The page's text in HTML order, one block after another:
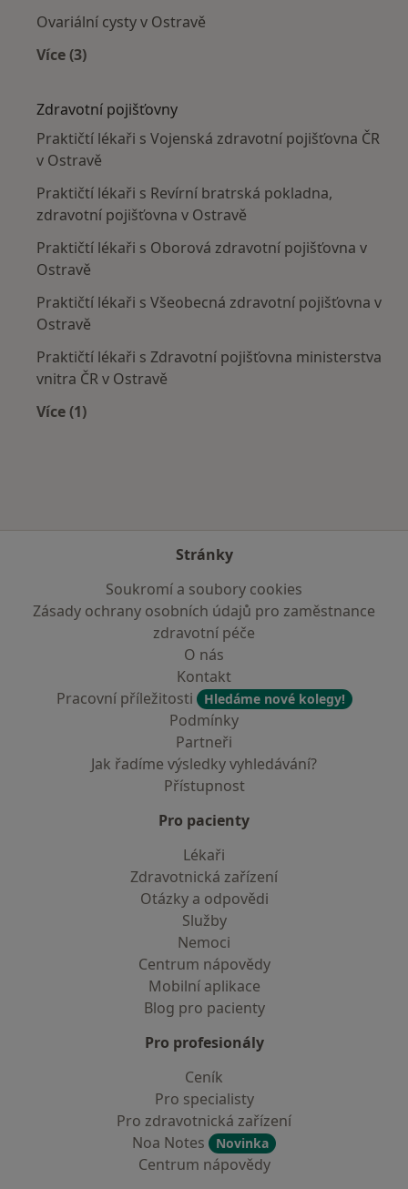
Ovariální cysty v Ostravě
Více (3)
Zdravotní pojišťovny
Praktičtí lékaři s Vojenská zdravotní pojišťovna ČR
v Ostravě
Praktičtí lékaři s Revírní bratrská pokladna,
zdravotní pojišťovna v Ostravě
Praktičtí lékaři s Oborová zdravotní pojišťovna v
Ostravě
Praktičtí lékaři s Všeobecná zdravotní pojišťovna v
Ostravě
Praktičtí lékaři s Zdravotní pojišťovna ministerstva
vnitra ČR v Ostravě
Více (1)
Stránky
Soukromí a soubory cookies
Zásady ochrany osobních údajů pro zaměstnance
zdravotní péče
O nás
Kontakt
Pracovní příležitosti
Hledáme nové kolegy!
Podmínky
Partneři
Jak řadíme výsledky vyhledávání?
Přístupnost
Pro pacienty
Lékaři
Zdravotnická zařízení
Otázky a odpovědi
Služby
Nemoci
Centrum nápovědy
Mobilní aplikace
Blog pro pacienty
Pro profesionály
Ceník
Pro specialisty
Pro zdravotnická zařízení
Noa Notes
Novinka
Centrum nápovědy